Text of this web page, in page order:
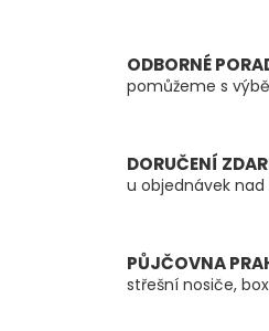
p
r
y
v
ý
s
u
ODBORNÉ
pomůžeme s
DORUČENÍ
u objednávek nad
PŮJČOVNA
střešní nosiče,